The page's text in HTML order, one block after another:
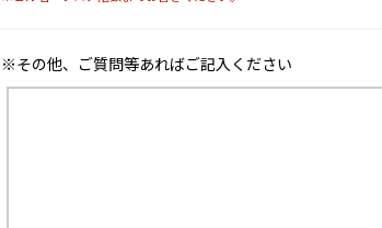
※その他、ご質問等あればご記入ください